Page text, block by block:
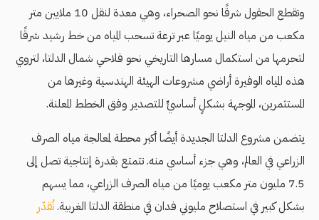
وتقطع الحقول شرقًا نحو الصحراء، وهي معدة لنقل 10 ملايين متر
مكعب من مياه النيل يوميًا عبر ترعة تسحب المياه من خط رشيد شرقًا
لتحرمها من استكمال مسارها التاريخي نحو فلاحي شمال الدلتا، لتروي
هذه المياه الوفيرة أراضي مشروعات الهيئة الهندسية وغيرها من
المستثمرين، الموجهة بشكلٍ أساسيٍّ للتصدير وفق الخطط المعلنة.
يتضمن مشروع الدلتا الجديدة أيضًا أكبر محطة لمعالجة مياه الصرف
الزراعي في العالم، وهي جزء أساسي منه. تتمتع بقدرة إنتاجية تصل إلى
7.5 مليون متر مكعب يوميًا من مياه الصرف الزراعي، مما يسهم
بشكل كبير في استصلاح مليوني فدان في منطقة الدلتا الغربية.تُقدّر